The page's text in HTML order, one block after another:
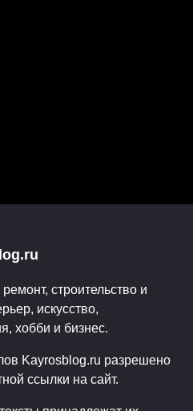
строительство и
искусство,
хобби и бизнес.
Kayrosblog.ru разрешено
ссылки на сайт.